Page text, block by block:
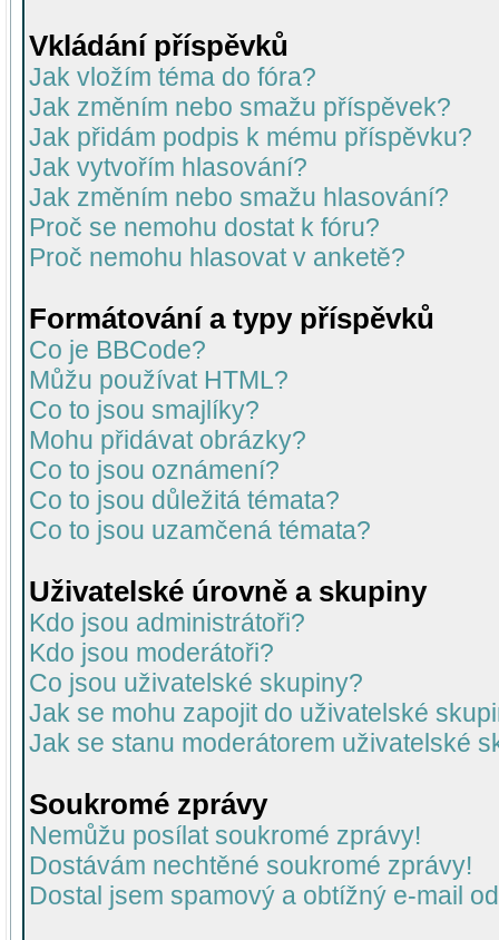
Vkládání příspěvků
Jak vložím téma do fóra?
Jak změním nebo smažu příspěvek?
Jak přidám podpis k mému příspěvku?
Jak vytvořím hlasování?
Jak změním nebo smažu hlasování?
Proč se nemohu dostat k fóru?
Proč nemohu hlasovat v anketě?
Formátování a typy příspěvků
Co je BBCode?
Můžu používat HTML?
Co to jsou smajlíky?
Mohu přidávat obrázky?
Co to jsou oznámení?
Co to jsou důležitá témata?
Co to jsou uzamčená témata?
Uživatelské úrovně a skupiny
Kdo jsou administrátoři?
Kdo jsou moderátoři?
Co jsou uživatelské skupiny?
Jak se mohu zapojit do uživatelské
Jak se stanu moderátorem uživatelské
Soukromé zprávy
Nemůžu posílat soukromé zprávy!
Dostávám nechtěné soukromé zprávy!
Dostal jsem spamový a obtížný e-mail